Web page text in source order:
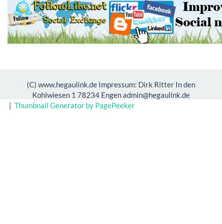
(C) www.hegaulink.de Impressum: Dirk Ritter In den
Kohlwiesen 1 78234 Engen admin@hegaulink.de
| Thumbnail Generator by PagePeeker